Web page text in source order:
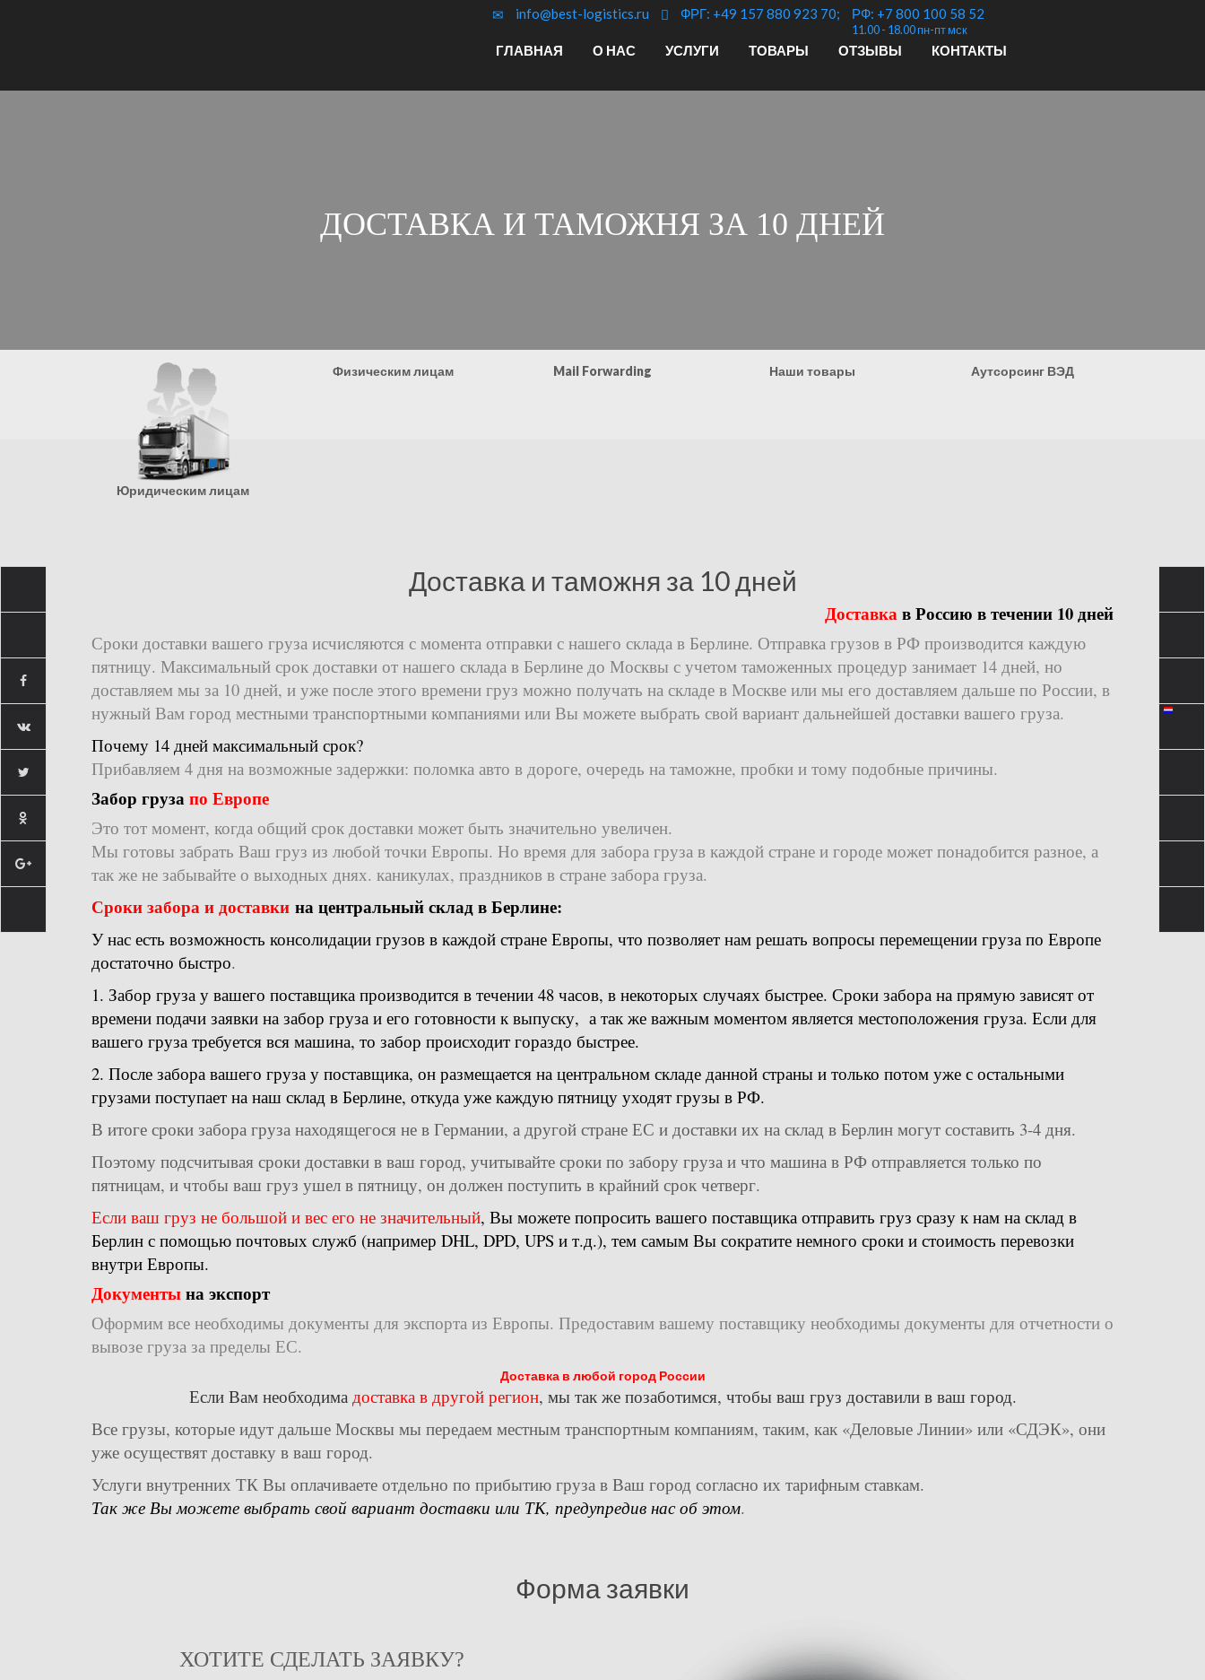
info@best-logistics.ru ФРГ: +49 157 880 923 70; РФ: +7 800 100 58 52
11.00 - 18.00 пн-пт мск
ГЛАВНАЯ О НАС УСЛУГИ ТОВАРЫ ОТЗЫВЫ КОНТАКТЫ
ДОСТАВКА И ТАМОЖНЯ ЗА 10 ДНЕЙ
Юридическим лицам
Физическим лицам Mail Forwarding Наши товары Аутсорсинг ВЭД
Доставка и таможня за 10 дней
Доставкав Россию в течении 10 дней
Сроки доставки вашего груза исчисляются с момента отправки с нашего склада в Берлине. Отправка грузов в РФ производится каждую
пятницу. Максимальный срок доставки от нашего склада в Берлине до Москвы с учетом таможенных процедур занимает 14 дней, но
доставляем мы за 10 дней, и уже после этого времени груз можно получать на складе в Москве или мы его доставляем дальше по России, в
нужный Вам город местными транспортными компаниями или Вы можете выбрать свой вариант дальнейшей доставки вашего груза.
Почему 14 дней максимальный срок?
Прибавляем 4 дня на возможные задержки: поломка авто в дороге, очередь на таможне, пробки и тому подобные причины.
Забор грузапо Европе
Это тот момент, когда общий срок доставки может быть значительно увеличен.
Мы готовы забрать Ваш груз из любой точки Европы. Но время для забора груза в каждой стране и городе может понадобится разное, а
так же не забывайте о выходных днях. каникулах, праздников в стране забора груза.
Сроки забора и доставки на центральный склад в Берлине:
У нас есть возможность консолидации грузов в каждой стране Европы, что позволяет нам решать вопросы перемещении груза по Европе
достаточно быстро.
1. Забор груза у вашего поставщика производится в течении 48 часов, в некоторых случаях быстрее. Сроки забора на прямую зависят от
времени подачи заявки на забор груза и его готовности к выпуску, а так же важным моментом является местоположения груза. Если для
вашего груза требуется вся машина, то забор происходит гораздо быстрее.
2. После забора вашего груза у поставщика, он размещается на центральном складе данной страны и только потом уже с остальными
грузами поступает на наш склад в Берлине, откуда уже каждую пятницу уходят грузы в РФ.
В итоге сроки забора груза находящегося не в Германии, а другой стране ЕС и доставки их на склад в Берлин могут составить 3-4 дня.
Поэтому подсчитывая сроки доставки в ваш город, учитывайте сроки по забору груза и что машина в РФ отправляется только по
пятницам, и чтобы ваш груз ушел в пятницу, он должен поступить в крайний срок четверг.
Если ваш груз не большой и вес его не значительный, Вы можете попросить вашего поставщика отправить груз сразу к нам на склад в
Берлин с помощью почтовых служб (например DHL, DPD, UPS и т.д.), тем самым Вы сократите немного сроки и стоимость перевозки
внутри Европы.
Документына экспорт
Оформим все необходимы документы для экспорта из Европы. Предоставим вашему поставщику необходимы документы для отчетности о
вывозе груза за пределы ЕС.
Доставка в любой город России
Если Вам необходима доставка в другой регион, мы так же позаботимся, чтобы ваш груз доставили в ваш город.
Все грузы, которые идут дальше Москвы мы передаем местным транспортным компаниям, таким, как «Деловые Линии» или «СДЭК», они
уже осуществят доставку в ваш город.
Услуги внутренних ТК Вы оплачиваете отдельно по прибытию груза в Ваш город согласно их тарифным ставкам.
Так же Вы можете выбрать свой вариант доставки или ТК, предупредив нас об этом.
Форма заявки
ХОТИТЕ СДЕЛАТЬ ЗАЯВКУ?